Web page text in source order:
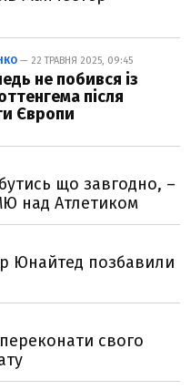
— 22 ТРАВНЯ 2025, 09:45
не побився із
після
Європи
що завгодно, –
над Атлетиком
Юнайтед позбавили
свого